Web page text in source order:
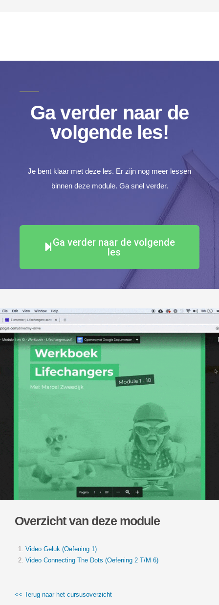
Ga verder naar de
volgende les!
Je bent klaar met deze les. Er zijn nog meer lessen
binnen deze module. Ga snel verder.
Ga verder naar de volgende
les
Overzicht van deze module
Video Geluk (Oefening 1)
Video Connecting The Dots (Oefening 2 T/M 6)
<< Terug naar het cursusoverzicht